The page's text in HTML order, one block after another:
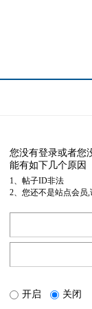
您没有登录或者您
能有如下几个原因
1、帖子ID非法
2、您还不是站点会员
开启 关闭